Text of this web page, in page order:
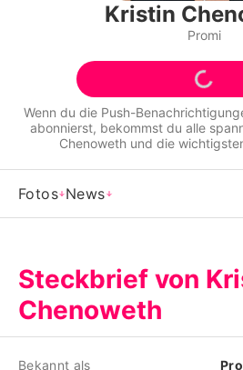
Alle Themen auf
Jobs
App
Team
Utiq
Kristin
Promi
Wenn du die Push-
abonnierst, bekommst du alle
Chenowethund die
Fotos News
Steckbrief von
Chenoweth
Bekannt als